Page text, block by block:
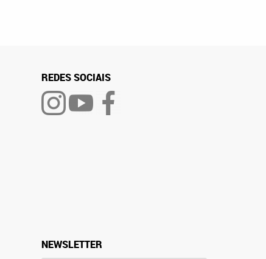
REDES SOCIAIS
NEWSLETTER